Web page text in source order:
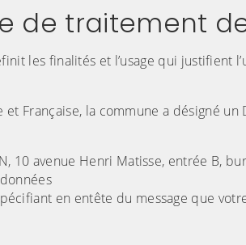
de traitement
les finalités et l’usage qui justifient
Française, la commune a désigné
10 avenue Henri Matisse, entrée B,
en entête du message que